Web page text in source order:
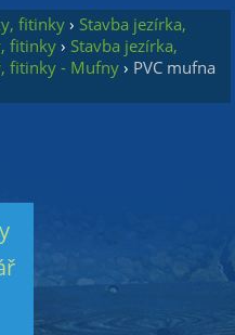
fitinky › Stavba jezírka,
fitinky › Stavba jezírka,
fitinky - Mufny› PVC mufna